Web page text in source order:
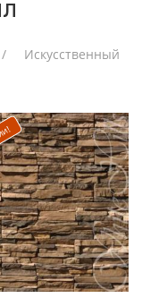
Искусственный